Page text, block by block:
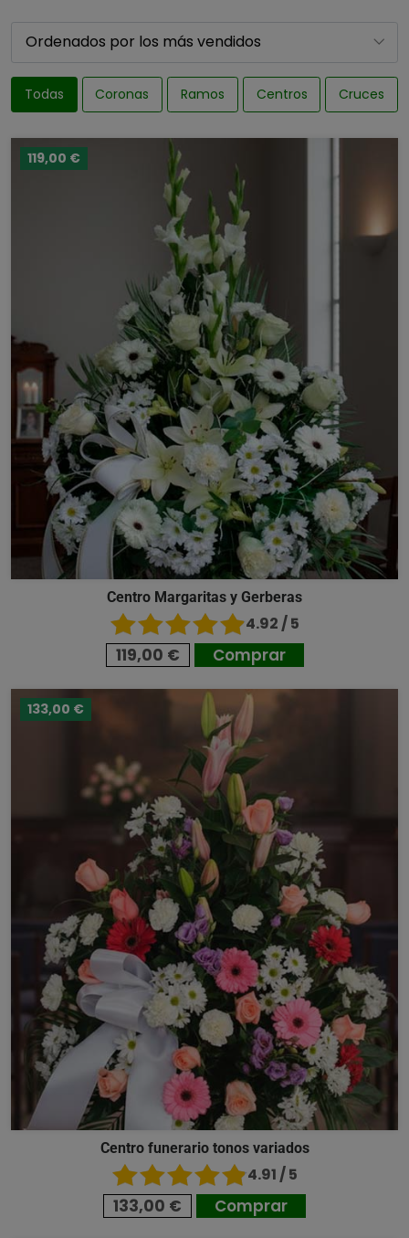
Todas Coronas Ramos Centros Cruces
119,00 €
Centro Margaritas y Gerberas
4.92 / 5
119,00 € Comprar
133,00 €
Centro funerario tonos variados
4.91 / 5
133,00 € Comprar